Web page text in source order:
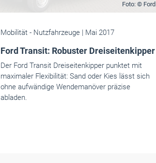
Foto: © Ford
Mobilität- Nutzfahrzeuge | Mai 2017
Ford Transit: Robuster Dreiseitenkipper
Der Ford Transit Dreiseitenkipper punktet mit
maximaler Flexibilität: Sand oder Kies lässt sich
ohne aufwändige Wendemanöver präzise
abladen.